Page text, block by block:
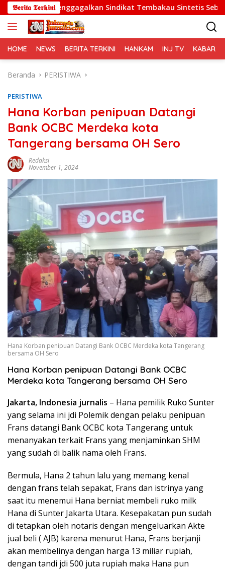
Langsung
ke
konten
𝕭𝖊𝖗𝖎𝖙𝖆 𝕿𝖊𝖗𝖐𝖎𝖓𝖎Sindikat Tembakau Sintetis Seberat 995 Gram
HOME NEWS BERITA TERKINI HANKAM INJ TV KABAR
Beranda PERISTIWA
PERISTIWA
Hana Korban penipuan Datangi
Bank OCBC Merdeka kota
Tangerang bersama OH Sero
Redaksi
November 1, 2024
Hana Korban penipuan Datangi Bank OCBC Merdeka kota Tangerang
bersama OH Sero
Hana Korban penipuan Datangi Bank OCBC
Merdeka kota Tangerang bersama OH Sero
Jakarta, Indonesia jurnalis – Hana pemilik Ruko Sunter
yang selama ini jdi Polemik dengan pelaku penipuan
Frans datangi Bank OCBC kota Tangerang untuk
menanyakan terkait Frans yang menjaminkan SHM
yang sudah di balik nama oleh Frans.
Bermula, Hana 2 tahun lalu yang memang kenal
dengan frans telah sepakat, Frans dan istrinya yang
saat itu menemui Hana berniat membeli ruko milk
Hana di Sunter Jakarta Utara. Kesepakatan pun sudah
di tetapkan oleh notaris dengan mengeluarkan Akte
jual beli ( AJB) karena menurut Hana, Frans berjanji
akan membelinya dengan harga 13 miliar rupiah,
dengan tandi jdi 500 juta rupiah maka Hana pun